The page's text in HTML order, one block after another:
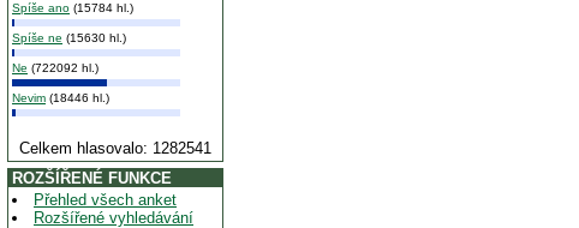
Spíše ano (15784 hl.)
Spíše ne (15630 hl.)
Ne (722092 hl.)
Nevim (18446 hl.)
Celkem hlasovalo: 1282541
ROZŠÍŘENÉ FUNKCE
Přehled všech anket
Rozšířené vyhledávání